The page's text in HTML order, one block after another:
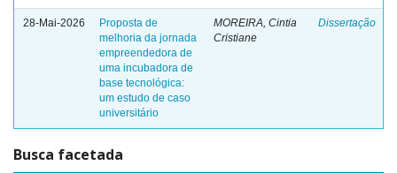
28-Mai-2026
Proposta de
melhoria da jornada
empreendedora de
uma incubadora de
base tecnológica:
um estudo de caso
universitário
MOREIRA, Cintia
Cristiane
Dissertação
Busca facetada